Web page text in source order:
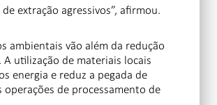
extração agressivos”, afirmou.
ambientais vão além da redução
A utilização de materiais locais
energia e reduz a pegada de
operações de processamento de